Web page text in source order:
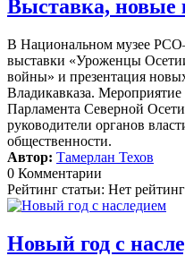
Выставка, новые
В Национальном музее
выставки «Уроженцы
войны» и презентация
Владикавказа. Мероприятие
Парламента Северной
руководители органов
общественности.
Автор: Тамерлан Техов
0 Комментарии
Рейтинг статьи: Нет
Новый год с